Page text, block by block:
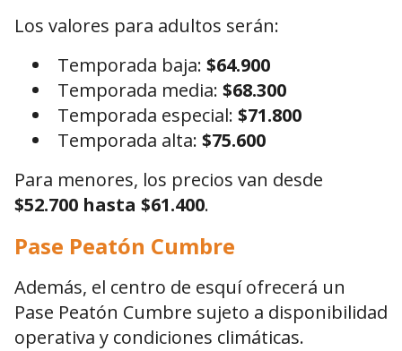
Los valores para adultos serán:
Temporada baja: $64.900
Temporada media: $68.300
Temporada especial: $71.800
Temporada alta: $75.600
Para menores, los precios van desde
$52.700 hasta $61.400.
Pase Peatón Cumbre
Además, el centro de esquí ofrecerá un
Pase Peatón Cumbre sujeto a disponibilidad
operativa y condiciones climáticas.